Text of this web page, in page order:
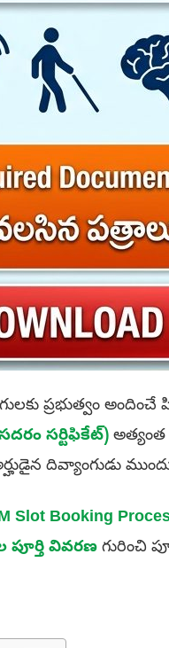
ప్రభుత్వం
సర్టిఫికేట్)అత్యంత
దివ్యాంగుడు
Slot Booking
పూర్తి వివరణగురించి